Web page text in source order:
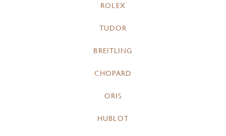
ROLEX
TUDOR
BREITLING
CHOPARD
ORIS
HUBLOT